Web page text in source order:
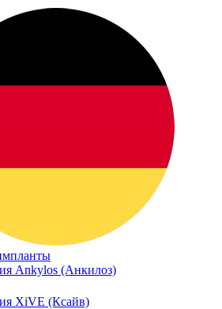
Ankylos (Анкилоз)
XiVE (Ксайв)